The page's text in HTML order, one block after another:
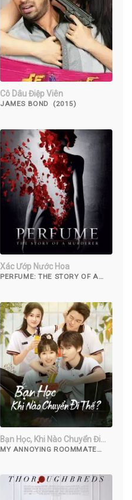
Cô Dâu Điệp Viên
JAMES BOND (2015)
Xác Ướp Nước Hoa
PERFUME: THE STORY OF A
Bạn Học, Khi Nào Chuyển Đi
Thế?
MY ANNOYING ROOMMATE